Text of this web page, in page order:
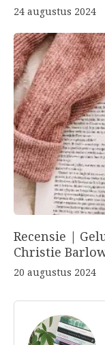
24 augustus 2024
Recensie |
Christie
20 augustus 2024